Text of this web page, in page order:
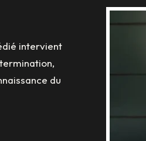
intervient
du